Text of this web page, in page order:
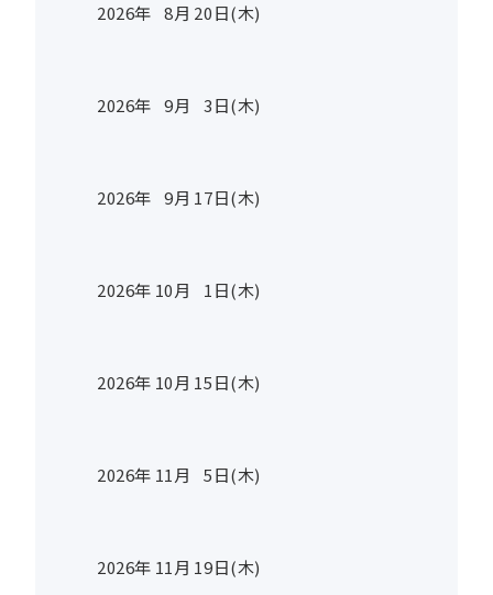
2026年 8月 20日(木)
2026年 9月 3日(木)
2026年 9月 17日(木)
2026年 10月 1日(木)
2026年 10月 15日(木)
2026年 11月 5日(木)
2026年 11月 19日(木)